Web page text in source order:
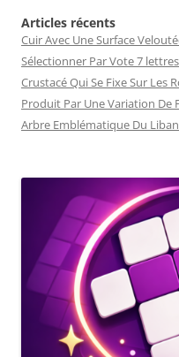
Articles récents
Cuir Avec Une Surface
Sélectionner Par Vote 7
Crustacé Qui Se Fixe Sur Les
Produit Par Une Variation De
Arbre Emblématique Du